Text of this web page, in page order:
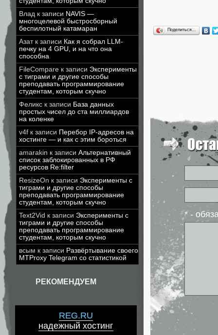
Влад к записи NAVIS —
многоцелевой быстросборный
беспилотный катамаран
Азатк записи Как я собрал LLM-
печку на 4 GPU, и на что она
способна
FileCompare к записи Эксперименты
с тиграми и другие способы
преподавать программирование
студентам, которым скучно
Феликс к записи База данных
простых чисел до ста миллиардов
на коленке
v4f к записи Перебор IP-адресов на
хостинге — и как с этим бороться
amarakin к записи Альтернативный
список заблокированных в РФ
ресурсов Re:filter
ResizeOn к записи Эксперименты с
тиграми и другие способы
преподавать программирование
студентам, которым скучно
Text2Vid к записи Эксперименты с
тиграми и другие способы
преподавать программирование
студентам, которым скучно
всым к записи Развёртывание своего
MTProxy Telegram со статистикой
РЕКОМЕНДУЕМ
REG.RU
надежный хостинг
Поделиться…
* -